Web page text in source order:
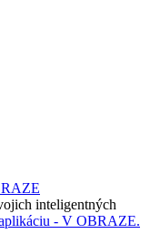
inteligentných
- V OBRAZE.